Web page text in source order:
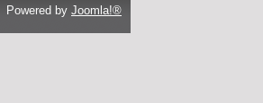
Powered by Joomla!®